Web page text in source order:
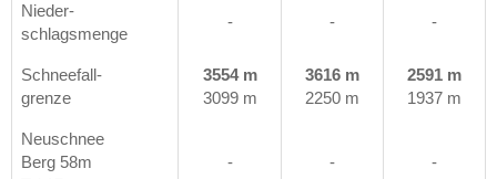
Nieder-
schlagsmenge
- - -
Schneefall-
grenze
3554 m
3099 m
3616 m
2250 m
2591 m
1937 m
Neuschnee
Berg 58m
-
-
-